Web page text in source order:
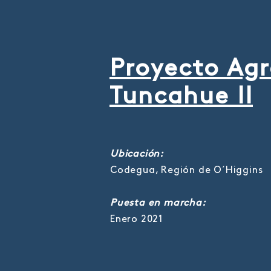
Proyecto
Tuncahue II
Ubicación:
Codegua, Región de O´Higgins
Puesta en marcha:
Enero 2021